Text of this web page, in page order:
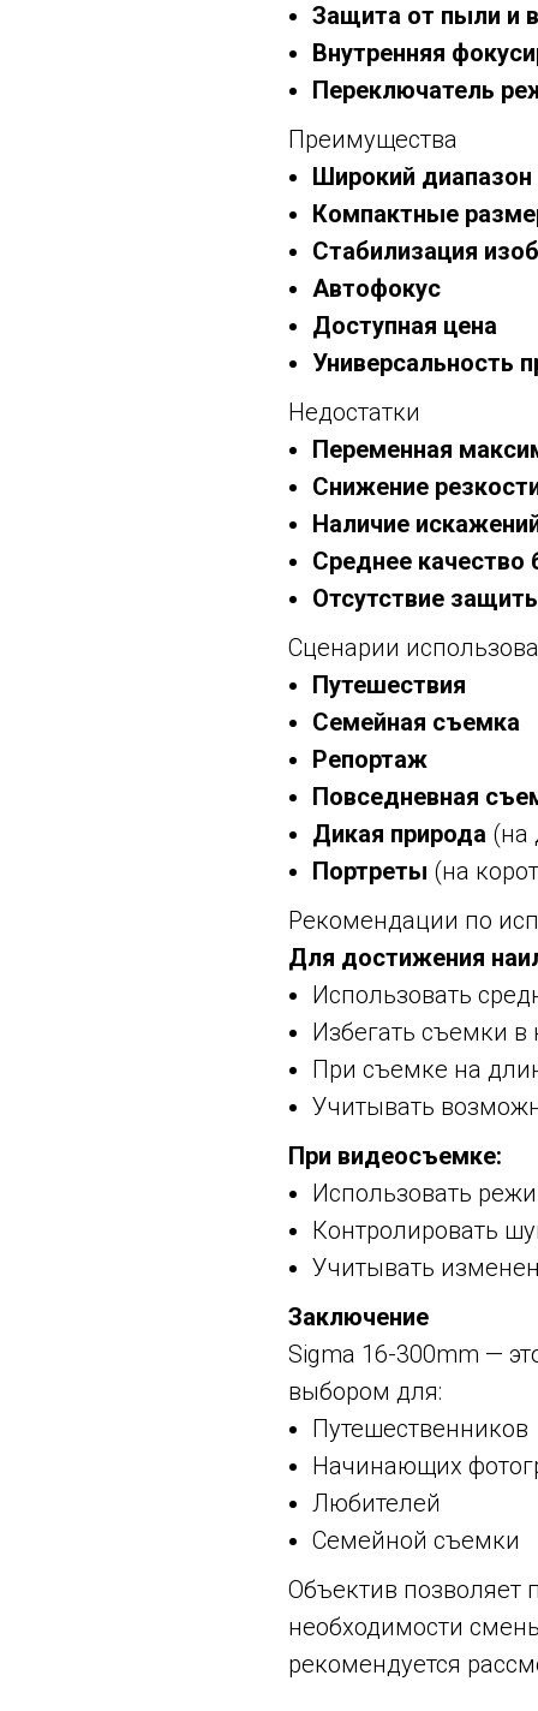
Защита от пыли и
Внутренняя
Переключатель
Преимущества
Широкий
Компактные
Стабилизация
Автофокус
Доступная цена
Универсальность
Недостатки
Переменная
Снижение
Наличие
Среднее качество
Отсутствие
Сценарии
Путешествия
Семейная съемка
Репортаж
Повседневная
Дикая природа (на
Портреты (на
Рекомендации по
Для достижения
Использовать
Избегать съемки в
При съемке на
Учитывать
При видеосъемке:
Использовать
Контролировать
Учитывать
Заключение
Sigma 16-300mm —
выбором для:
Путешественников
Начинающих
Любителей
Семейной съемки
Объектив позволяет
необходимости
рекомендуется